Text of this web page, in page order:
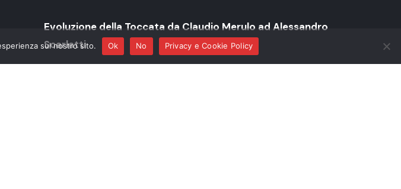
Evoluzione della Toccata da Claudio Merulo ad Alessandro
Scarlatti
sul nostro sito. Ok No Privacy e Cookie Policy